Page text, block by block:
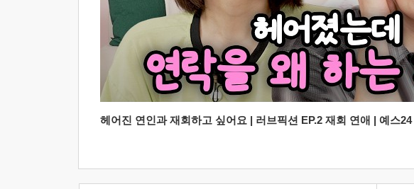
헤어진 연인과 재회하고 싶어요 | 러브픽션 EP.2 재회 연애 | 예스24